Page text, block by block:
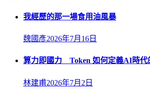
我經歷的那一場食用油風暴
魏國彥2026年7月16日
算力即國力 Token 如何定義AI時代
林建甫2026年7月2日